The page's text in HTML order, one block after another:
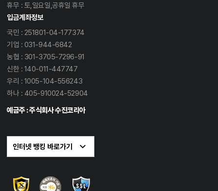
휴무 : 토,일요일,공휴일 휴무
입금계좌정보
국민 : 251801-04-177374
기업 : 031-944-6842
농협 : 301-3705-7296-91
신한 : 140-011-447747
우리 : 1005-104-556243
하나 : 405-910024-52904
예금주 : 주식회사 수진코리아